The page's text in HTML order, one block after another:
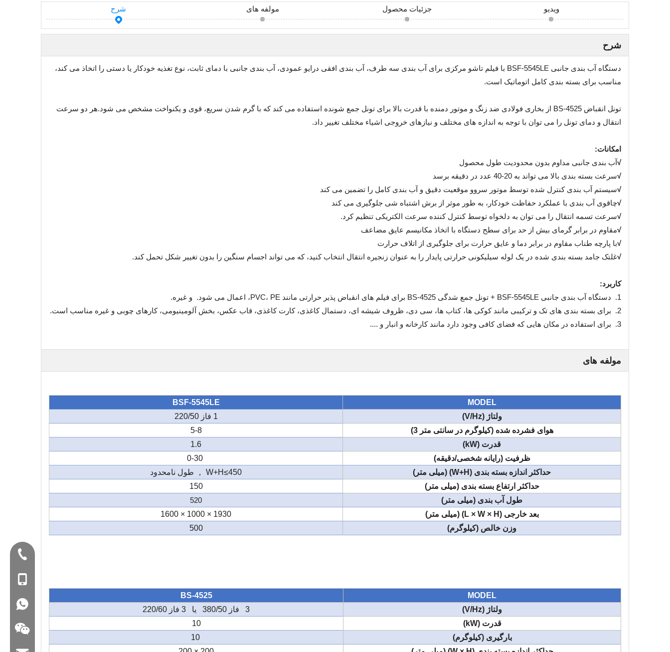
شرح مولفه های جزئیات محصول ویدیو
شرح
دستگاه آب بندی جانبی BSF-5545LE با فیلم تاشو مرکزی برای آب بندی سه طرف، آب بندی افقی درایو عمودی، آب بندی جانبی با دمای ثابت، نوع تغذیه خودکار یا دستی را اتخاذ می کند،
مناسب برای بسته بندی کامل اتوماتیک است.
تونل انقباض BS-4525 از بخاری فولادی ضد زنگ و موتور دمنده با قدرت بالا برای تونل جمع شونده استفاده می کند که با گرم شدن سریع، قوی و یکنواخت مشخص می شود.هر دو سرعت
انتقال و دمای تونل را می توان با توجه به اندازه های مختلف و نیازهای خروجی اشیاء مختلف تغییر داد.
امکانات:
√آب بندی جانبی مداوم بدون محدودیت طول محصول
√سرعت بسته بندی بالا می تواند به 20-40 عدد در دقیقه برسد
√سیستم آب بندی کنترل شده توسط موتور سروو موقعیت دقیق و آب بندی کامل را تضمین می کند
√چاقوی آب بندی با عملکرد حفاظت خودکار، به طور موثر از برش اشتباه شی جلوگیری می کند
√سرعت تسمه انتقال را می توان به دلخواه توسط کنترل کننده سرعت الکتریکی تنظیم کرد.
√مقاوم در برابر گرمای بیش از حد برای سطح دستگاه با اتخاذ مکانیسم عایق مضاعف
√با پارچه طناب مقاوم در برابر دما و عایق حرارت برای جلوگیری از اتلاف حرارت
√غلتک جامد بسته بندی شده در یک لوله سیلیکونی حرارتی پایدار را به عنوان زنجیره انتقال انتخاب کنید، که می تواند اجسام سنگین را بدون تغییر شکل تحمل کند.
کاربرد:
1. دستگاه آب بندی جانبی BSF-5545LE + تونل جمع شدگی BS-4525 برای فیلم های انقباض پذیر حرارتی مانند PVC، PE، اعمال می شود. و غیره.
2. برای بسته بندی های تک و ترکیبی مانند کوکی ها، کتاب ها، سی دی، ظروف شیشه ای، دستمال کاغذی، کارت کاغذی، قاب عکس، بخش آلومینیومی، کارهای چوبی و غیره مناسب است.
3. برای استفاده در مکان هایی که فضای کافی وجود دارد مانند کارخانه و انبار و ....
مولفه های
MODEL
BSF-5545LE
ولتاژ (V/Hz)
1 فاز 220/50
هوای فشرده شده (کیلوگرم در سانتی متر 3)
5-8
قدرت (kW)
1.6
ظرفیت (رایانه شخصی/دقیقه)
حداکثر اندازه بسته بندی (W+H) (میلی متر)
W+H≤450 ， طول نامحدود
حداکثر ارتفاع بسته بندی (میلی متر)
150
طول آب بندی (میلی متر)
520
بعد خارجی (L × W × H) (میلی متر)
1930 × 1000 × 1600
وزن خالص (کیلوگرم)
500
MODEL
BS-4525
ولتاژ (V/Hz)
3 فاز 380/50 یا 3 فاز 220/60
قدرت (kW)
10
بارگیری (کیلوگرم)
10
WA: 0086 18858715170